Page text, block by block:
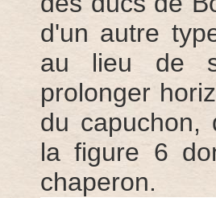
d'un autre
au lieu de
prolonger
du capuchon,
la figure 6
chaperon.